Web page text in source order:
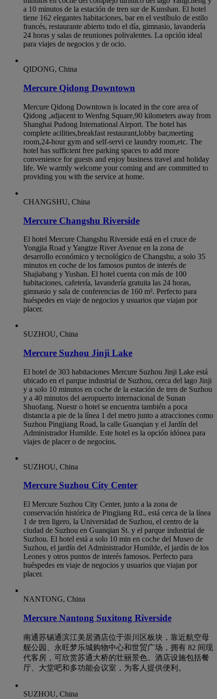
a 10 minutos de la estación de tren sur de Kunshan. El hotel
tiene 162 elegantes habitaciones, bar en el vestíbulo de estilo
francés, restaurante abierto todo el día, gimnasio, lavandería
24 horas y salas de reuniones polivalentes. La opción ideal
para viajes de negocios y de ocio.
QIDONG, China
Mercure Qidong Downtown
Mercure Qidong Downtown is located in the core area of
Qidong ,adjacent to Wenfng Square,90 kilometers away from
Shanghai Pudong International Airport. The hotel has
complete acilities,breakfast restaurant,lobby bar,meeting
room,24-hour gym and self-servi ce laundry room,etc. The
hotel has sufficient free parking spaces to add more
convenience for guests and enjoy business travel and holiday
life. We warmly welcome your coming and are committed to
providing you with the service at home.
CHANGSHU, China
Mercure Changshu Riverside
El hotel Mercure Changshu Riverside está en el cruce de
Yongjia Road y Yangtze River Avenue en la zona de
desarrollo económico y tecnológico de Changshu, a solo 35
minutos en coche de los famosos puntos de interés de
Shajiabang y Yushan. El hotel cuenta con más de 100
habitaciones, cafetería, lavandería gratuita las 24 horas,
gimnasio y sala de conferencias de 160 m². Perfecto para
huéspedes en viaje de negocios y usuarios que viajan por
placer.
SUZHOU, China
Mercure Suzhou Jinji Lake
El hotel de 303 habitaciones Mercure Suzhou Jinji Lake está
ubicado en el parque industrial de Suzhou, cerca del lago Jinji
y a solo 10 minutos en coche de la estación de tren de Suzhou
y a 40 minutos del aeropuerto internacional de Sunan
Shuofang. Nuestr o hotel se encuentra también a poca
distancia a pie de la línea 1 del metro junto a atracciones como
Suzhou Pingjiang Road, la calle Guanqian y el Jardín del
Administrador Humilde. Este hotel es la opción idónea para
viajes de placer o de negocios.
SUZHOU, China
Mercure Suzhou City Center
El Mercure Suzhou City Center, junto a la zona de
conservación histórica de Pingjiang Rd., está cerca de la línea
1 de tren ligero, la Universidad de Suzhou, el centro de la
ciudad de Suzhou en Guanqian St. y el parque industrial de
Suzhou. El hotel está a solo 10 min en coche del Museo de
Suzhou, el jardín del Administrador Humilde, el jardín de los
Leones y otros puntos de interés famosos. Perfecto para
huéspedes en viaje de negocios y usuarios que viajan por
placer.
NANTONG, China
Mercure Nantong Suxitong Riverside
南通苏锡通滨江美居酒店位于崇川区板块，靠近航空母
舰公园、永旺梦乐城购物中心和世贸广场，拥有 82 间现
代客房，可欣赏苏通大桥的壮丽景色。酒店设施包括餐
厅、大堂吧和多功能会议室，为客人提供便利。
SUZHOU, China